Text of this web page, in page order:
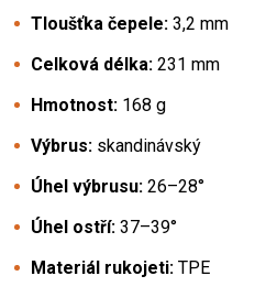
Tloušťka čepele: 3,2 mm
Celková délka: 231 mm
Hmotnost: 168 g
Výbrus: skandinávský
Úhel výbrusu: 26–28°
Úhel ostří: 37–39°
Materiál rukojeti: TPE